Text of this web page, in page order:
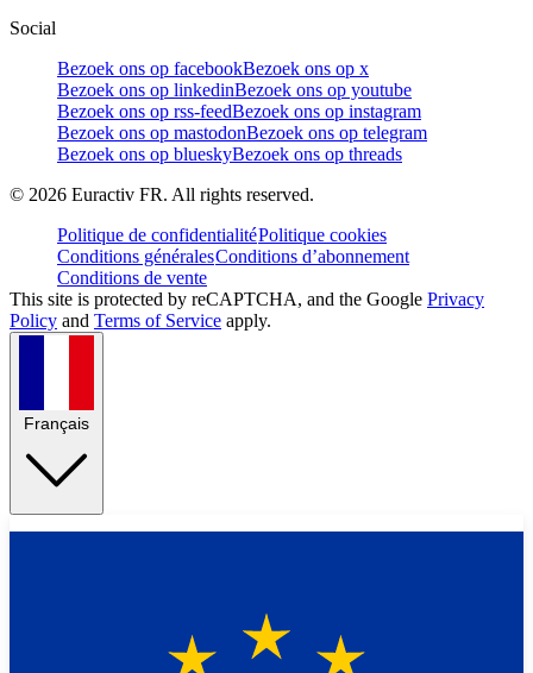
Social
Bezoek ons op facebookBezoek ons op x
Bezoek ons op linkedinBezoek ons op youtube
Bezoek ons op rss-feedBezoek ons op instagram
Bezoek ons op mastodonBezoek ons op telegram
Bezoek ons op blueskyBezoek ons op threads
© 2026 Euractiv FR. All rights reserved.
Politique de confidentialitéPolitique cookies
Conditions généralesConditions d’abonnement
Conditions de vente
This site is protected by reCAPTCHA, and the Google Privacy
Policy and Terms of Service apply.
Français